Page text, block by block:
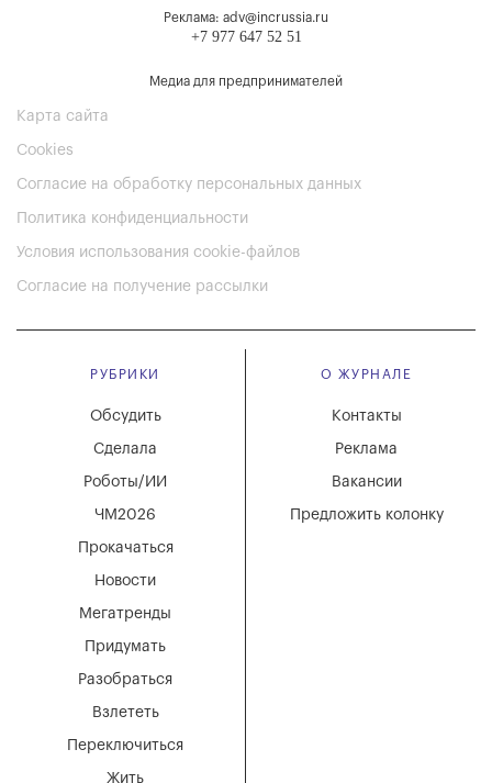
Реклама: adv@incrussia.ru
+7 977 647 52 51
Медиа для предпринимателей
Карта сайта
Cookies
Согласие на обработку персональных данных
Политика конфиденциальности
Условия использования cookie-файлов
Согласие на получение рассылки
РУБРИКИ
Мегатренды
Придумать
Разобраться
Взлететь
Новости
Переключиться
Жить
Обсудить
Сделала
Роботы/ИИ
ЧМ2026
Прокачаться
О ЖУРНАЛЕ
Вакансии
Реклама
Контакты
Предложить колонку